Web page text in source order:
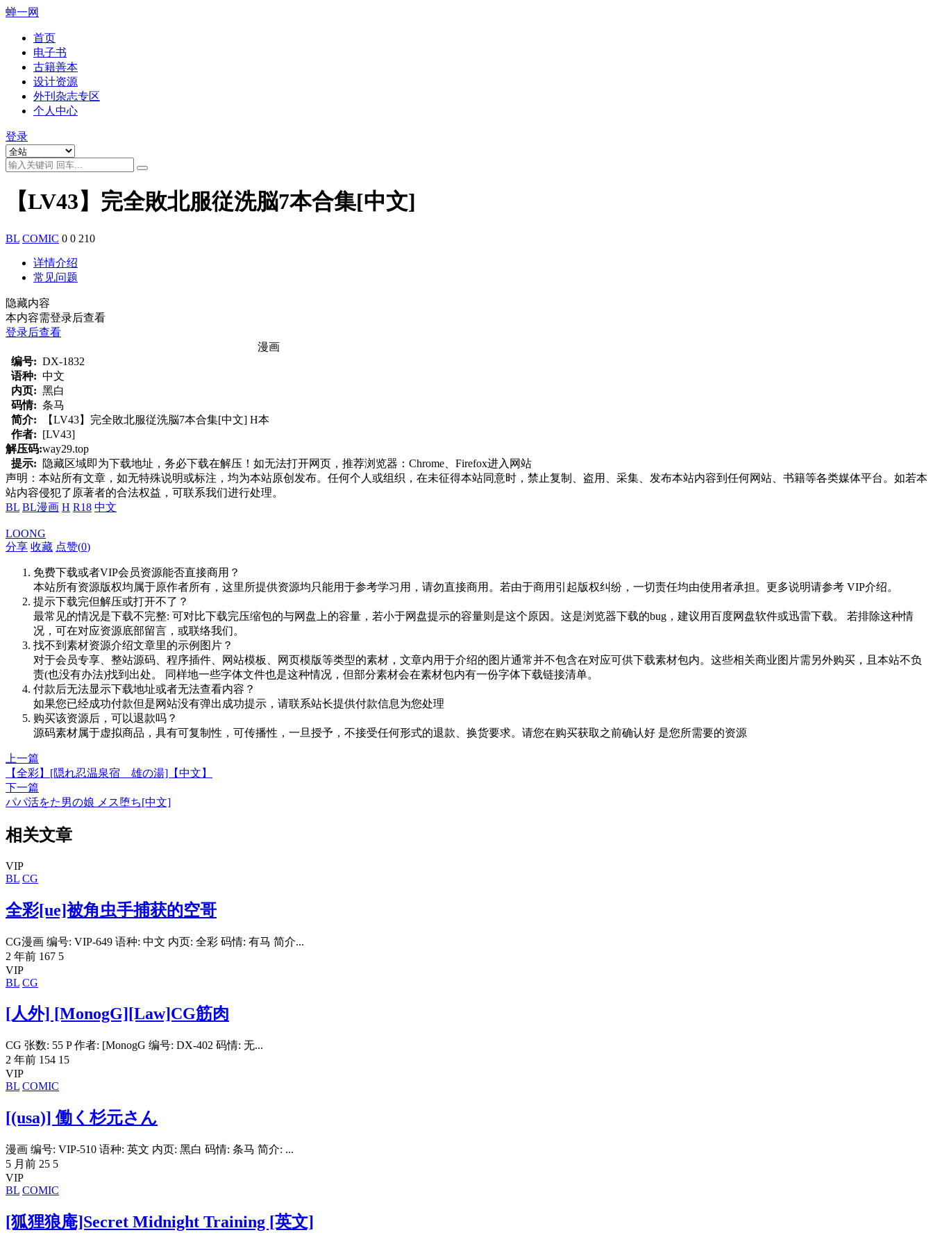
蝉一网
首页
电子书
古籍善本
设计资源
外刊杂志专区
个人中心
登录
【LV43】完全敗北服従洗脳7本合集[中文]
BL COMIC 0 0 210
详情介绍
常见问题
隐藏内容
本内容需登录后查看
登录后查看
漫画
编号: DX-1832
语种: 中文
内页: 黑白
码情: 条马
简介:
【LV43】完全敗北服従洗脳7本合集[中文] H本
作者: [LV43]
解压码:way29.top
提示:
隐藏区域即为下载地址，务必下载在解压！如无法打开网页，推荐浏览器：Chrome、Firefox进入网站
声明：本站所有文章，如无特殊说明或标注，均为本站原创发布。任何个人或组织，在未征得本站同意时，禁止复制、盗用、采集、发布本站内容到任何网站、书籍等各类媒体平台。如若本
站内容侵犯了原著者的合法权益，可联系我们进行处理。
BL BL漫画 H R18 中文
LOONG
分享 收藏 点赞(0)
免费下载或者VIP会员资源能否直接商用？
本站所有资源版权均属于原作者所有，这里所提供资源均只能用于参考学习用，请勿直接商用。若由于商用引起版权纠纷，一切责任均由使用者承担。更多说明请参考 VIP介绍。
提示下载完但解压或打开不了？
最常见的情况是下载不完整: 可对比下载完压缩包的与网盘上的容量，若小于网盘提示的容量则是这个原因。这是浏览器下载的bug，建议用百度网盘软件或迅雷下载。 若排除这种情
况，可在对应资源底部留言，或联络我们。
找不到素材资源介绍文章里的示例图片？
对于会员专享、整站源码、程序插件、网站模板、网页模版等类型的素材，文章内用于介绍的图片通常并不包含在对应可供下载素材包内。这些相关商业图片需另外购买，且本站不负
责(也没有办法)找到出处。 同样地一些字体文件也是这种情况，但部分素材会在素材包内有一份字体下载链接清单。
付款后无法显示下载地址或者无法查看内容？
如果您已经成功付款但是网站没有弹出成功提示，请联系站长提供付款信息为您处理
购买该资源后，可以退款吗？
源码素材属于虚拟商品，具有可复制性，可传播性，一旦授予，不接受任何形式的退款、换货要求。请您在购买获取之前确认好 是您所需要的资源
上一篇
【全彩】[隠れ忍温泉宿 雄の湯]【中文】
下一篇
パパ活をた男の娘 メス堕ち[中文]
相关文章
VIP
BL CG
全彩[ue]被角虫手捕获的空哥
CG漫画 编号: VIP-649 语种: 中文 内页: 全彩 码情: 有马 简介...
2 年前 167 5
VIP
BL CG
[人外] [MonogG][Law]CG筋肉
CG 张数: 55 P 作者: [MonogG 编号: DX-402 码情: 无...
2 年前 154 15
VIP
BL COMIC
[(usa)] 働く杉元さん
漫画 编号: VIP-510 语种: 英文 内页: 黑白 码情: 条马 简介: ...
5 月前 25 5
VIP
BL COMIC
[狐狸狼庵]Secret Midnight Training [英文]